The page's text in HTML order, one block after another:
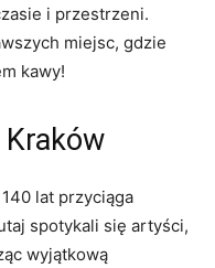
⁣i przestrzeni.
miejsc, gdzie
kawy!
Kraków
lat przyciąga
spotykali ⁤się artyści,⁢
wyjątkową